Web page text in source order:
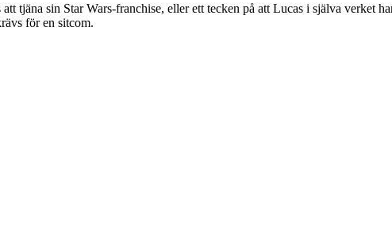
tjäna sin Star Wars-franchise, eller ett tecken på att Lucas i själva verket
för en sitcom.